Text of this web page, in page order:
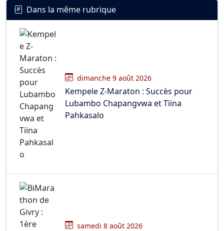
Dans la même rubrique
dimanche 9 août 2026
Kempele Z-Maraton : Succès pour
Lubambo Chapangvwa et Tiina
Pahkasalo
samedi 8 août 2026